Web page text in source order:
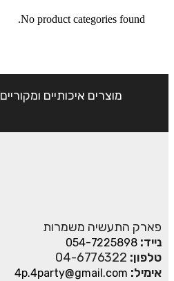
No product categories found.
מוצרים איכותיים ומקוריים
פארק התעשיה משמרות
נייד: 054-7225898
טלפון: 04-6776322
אימיל: 4p.4party@gmail.com